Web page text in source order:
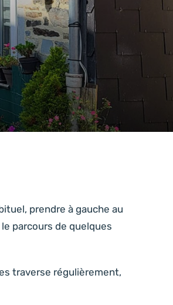
sur la destination
Ardenne
d’un homicide
devenu monument
Pratique
chineurs
prendre à gauche au
parcours de quelques
traverse régulièrement,